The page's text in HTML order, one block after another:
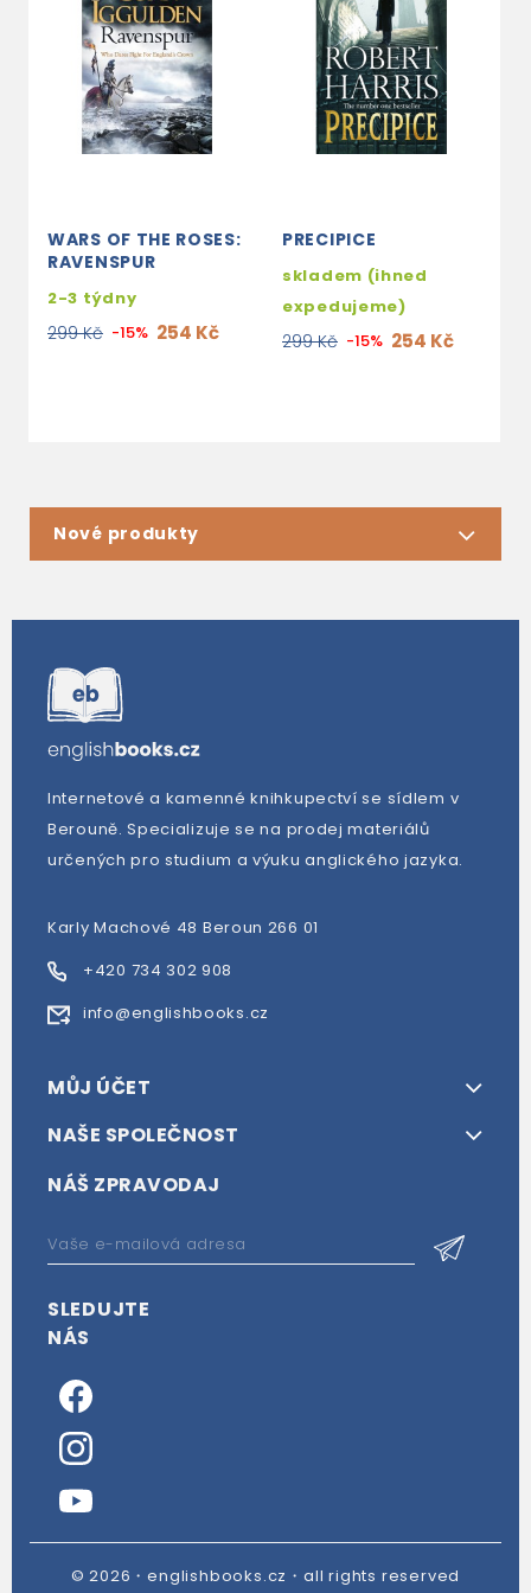
WARS OF THE ROSES:
RAVENSPUR
2-3 týdny
299 Kč -15% 254 Kč
PRECIPICE
skladem (ihned
expedujeme)
299 Kč -15% 254 Kč
Nové produkty
Internetové a kamenné knihkupectví se sídlem v
Berouně. Specializuje se na prodej materiálů
určených pro studium a výuku anglického jazyka.
Karly Machové 48 Beroun 266 01
+420 734 302 908
info@englishbooks.cz
MŮJ ÚČET
NAŠE SPOLEČNOST
NÁŠ ZPRAVODAJ
SLEDUJTE
NÁS
© 2026・englishbooks.cz・all rights reserved